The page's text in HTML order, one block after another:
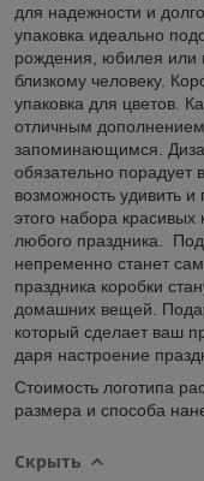
для надежности и
упаковка идеально
рождения, юбилея или
близкому человеку.
упаковка для цветов.
отличным
запоминающимся.
обязательно порадует
возможность удивить
этого набора
любого праздника.
непременно станет
праздника коробки
домашних вещей.
который сделает ваш
даря настроение
Стоимость логотипа
размера и способа
Скрыть